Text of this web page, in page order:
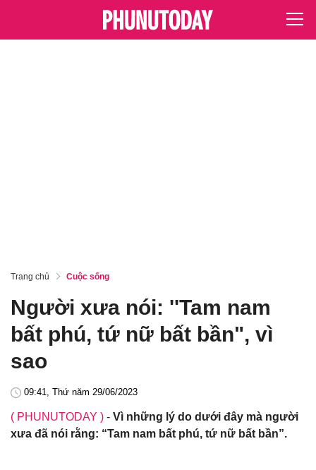
Trang chủ Cuộc sống
Người xưa nói: ''Tam nam
bất phú, tứ nữ bất bần", vì
sao
09:41, Thứ năm 29/06/2023
( PHUNUTODAY ) - Vì những lý do dưới đây mà người
xưa đã nói rằng: “Tam nam bất phú, tứ nữ bất bần”.